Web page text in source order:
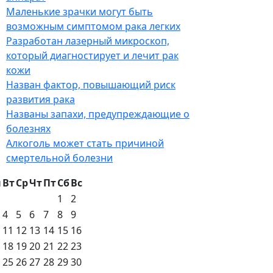
Маленькие зрачки могут быть
возможным симптомом рака легких
Разработан лазерный микроскоп,
который диагностирует и лечит рак
кожи
Назван фактор, повышающий риск
развития рака
Названы запахи, предупреждающие о
болезнях
Алкоголь может стать причиной
смертельной болезни
ВтСрЧтПтСбВс
1
2
4 5 6 7 8 9
11 12 13 14 15 16
18 1920 21 2223
252627 28 2930